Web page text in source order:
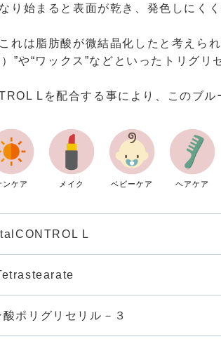
り始まると表面が乾き、発色しにく
これは脂肪酸が微結晶化したと考えられ
”や“ワックス”などといったトリグリ
Lを配合する事により、このブル
ンケア メイク ベビーケア ヘアケア
L
ポリグリセリル－３